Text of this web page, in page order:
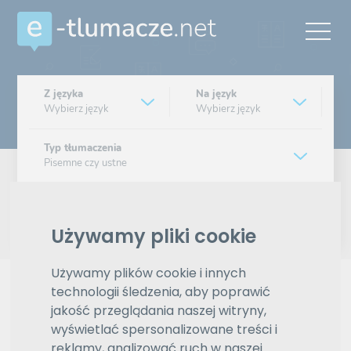
Używamy pliki cookie
Używamy plików cookie i innych
technologii śledzenia, aby poprawić
jakość przeglądania naszej witryny,
wyświetlać spersonalizowane treści i
Z języka
Wybierz język
Na język
Wybierz język
Typ tłumaczenia
Pisemne czy ustne
Wyszukiwanie zaawansowane
Reklama
ZAMÓW REKLAMĘ W TYM MIEJSCU